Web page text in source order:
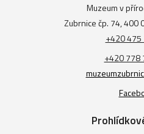
Muzeum v
Zubrnice čp. 74, 400
+420
+420 778